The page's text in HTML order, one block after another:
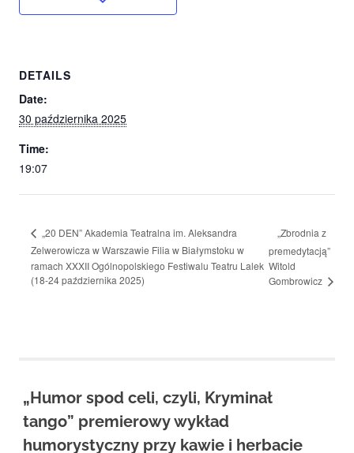
DETAILS
Date:
30 października 2025
Time:
19:07
„20 DEN” Akademia Teatralna im. Aleksandra
Zelwerowicza w Warszawie Filia w Białymstoku w
ramach XXXII Ogólnopolskiego Festiwalu Teatru Lalek
(18-24 października 2025)
„Zbrodnia z
premedytacją”
Witold
Gombrowicz
„Humor spod celi, czyli, Kryminał
tango” premierowy wykład
humorystyczny przy kawie i herbacie